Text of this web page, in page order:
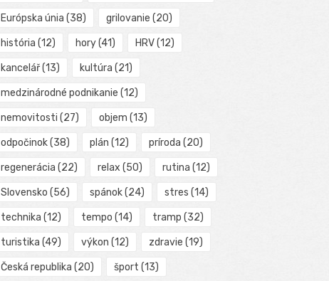
Európska únia (38) grilovanie (20)
história (12) hory(41) HRV(12)
kancelář(13) kultúra (21)
medzinárodné podnikanie (12)
nemovitosti (27) objem (13)
odpočinok(38) plán (12) príroda (20)
regenerácia (22) relax (50) rutina (12)
Slovensko (56) spánok(24) stres (14)
technika (12) tempo (14) tramp (32)
turistika (49) výkon (12) zdravie (19)
Česká republika (20) šport (13)